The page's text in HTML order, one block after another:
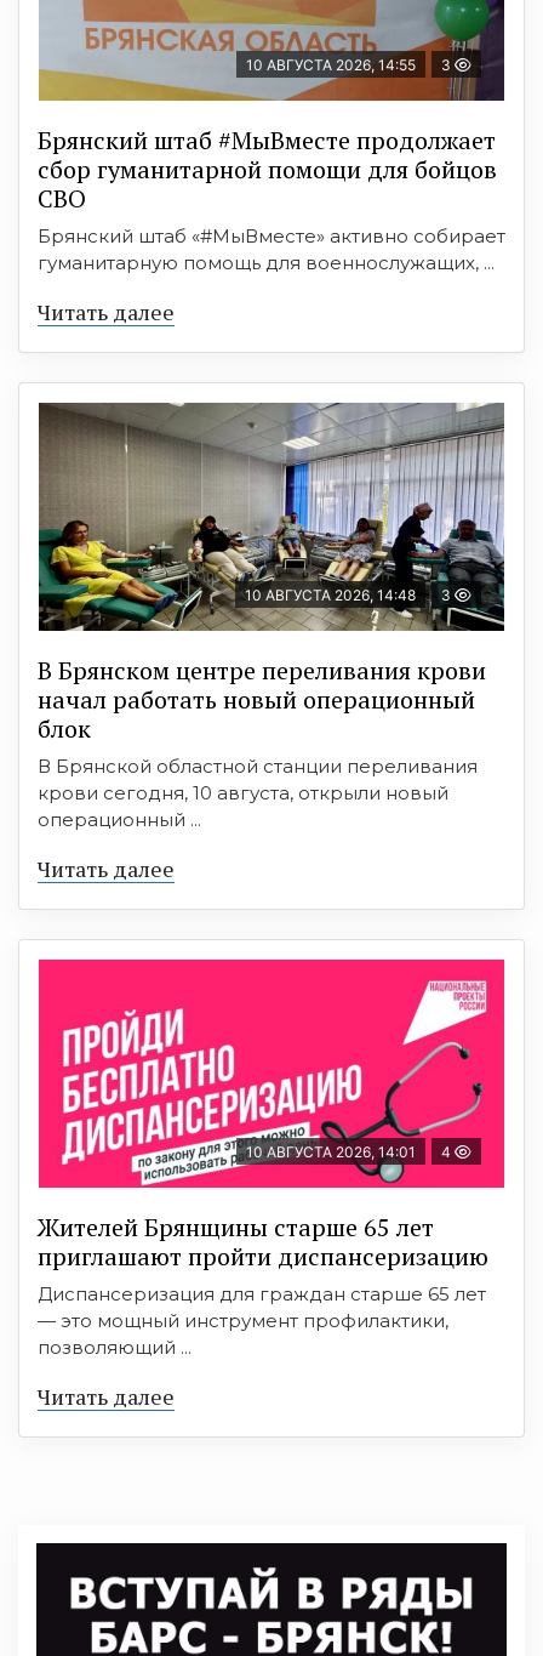
10 АВГУСТА 2026, 14:55 3
Брянский штаб #МыВместе продолжает
сбор гуманитарной помощи для бойцов
СВО
Брянский штаб «#МыВместе» активно собирает
гуманитарную помощь для военнослужащих, ...
Читать далее
10 АВГУСТА 2026, 14:48 3
В Брянском центре переливания крови
начал работать новый операционный
блок
В Брянской областной станции переливания
крови сегодня, 10 августа, открыли новый
операционный ...
Читать далее
10 АВГУСТА 2026, 14:01 4
Жителей Брянщины старше 65 лет
приглашают пройти диспансеризацию
Диспансеризация для граждан старше 65 лет
— это мощный инструмент профилактики,
позволяющий ...
Читать далее